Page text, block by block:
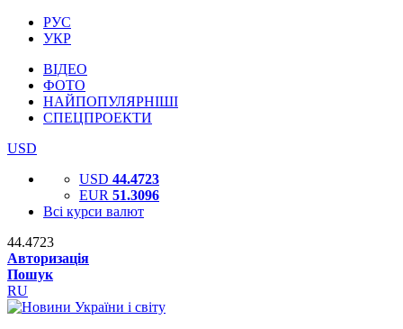
РУС
УКР
ВІДЕО
ФОТО
НАЙПОПУЛЯРНІШІ
СПЕЦПРОЕКТИ
USD
USD 44.4723
EUR 51.3096
Всі курси валют
44.4723
Авторизація
Пошук
RU